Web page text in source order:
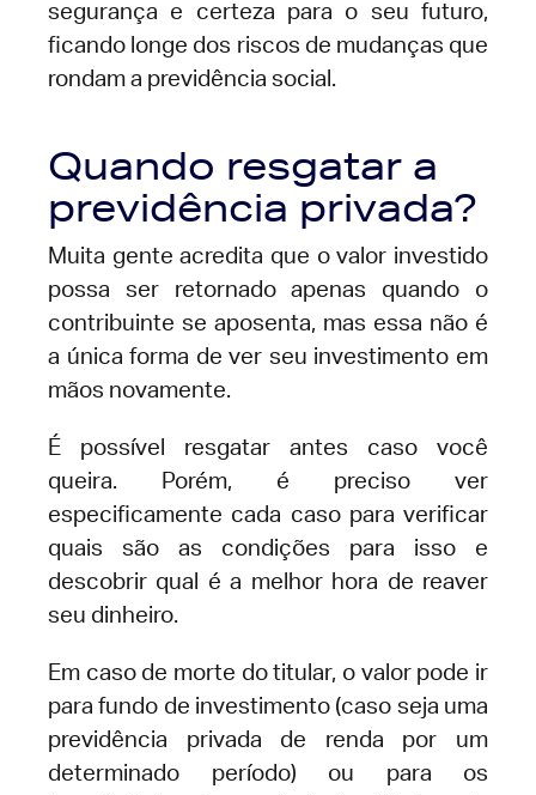
segurança e certeza para o seu futuro,
ficando longe dos riscos de mudanças que
rondam a previdência social.
Quando resgatar a
previdência privada?
Muita gente acredita que o valor investido
possa ser retornado apenas quando o
contribuinte se aposenta, mas essa não é
a única forma de ver seu investimento em
mãos novamente.
É possível resgatar antes caso você
queira. Porém, é preciso ver
especificamente cada caso para verificar
quais são as condições para isso e
descobrir qual é a melhor hora de reaver
seu dinheiro.
Em caso de morte do titular, o valor pode ir
para fundo de investimento (caso seja uma
previdência privada de renda por um
determinado período) ou para os